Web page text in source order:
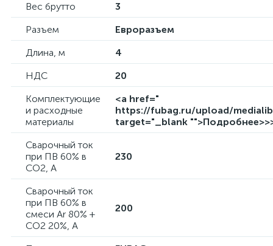
Вес брутто
3
Разъем
Евроразъем
Длина, м
4
НДС
20
Комплектующие
и расходные
материалы
<a href="
https://fubag.ru/upload/
target="_blank
Сварочный ток
при ПВ 60% в
СО2, А
230
Сварочный ток
при ПВ 60% в
смеси Ar 80% +
CO2 20%, А
200